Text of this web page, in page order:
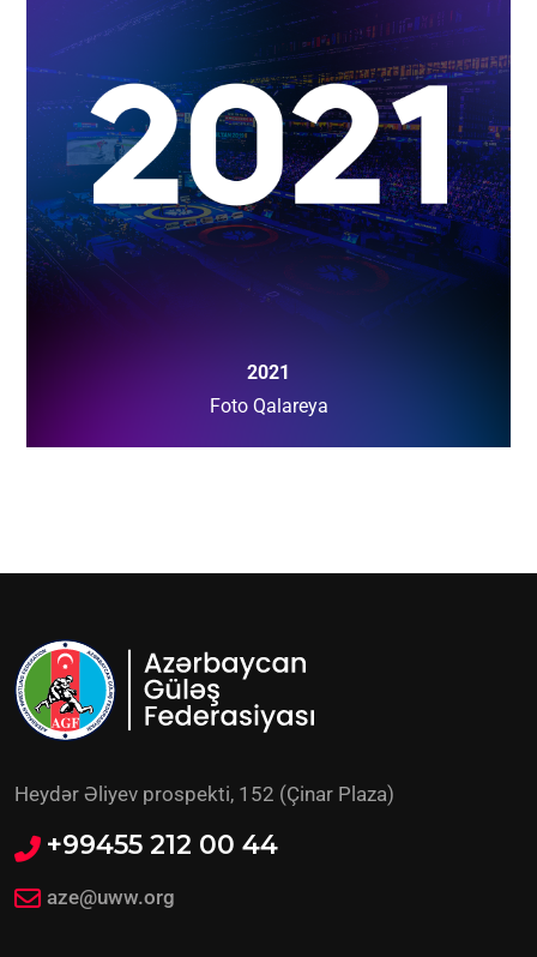
2021
Foto Qalareya
Heydər Əliyev prospekti, 152 (Çinar Plaza)
+99455 212 00 44
aze@uww.org